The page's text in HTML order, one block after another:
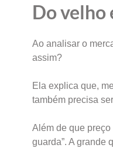
Do velho
Ao analisar o
assim?
Ela explica que,
também precisa
Além de que
guarda”. A grande